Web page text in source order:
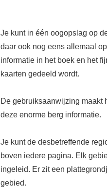
Je kunt in één oogopslag op
daar ook nog eens allemaal
informatie in het boek en het
kaarten gedeeld wordt.
De gebruiksaanwijzing maakt
deze enorme berg informatie.
Je kunt de desbetreffende
boven iedere pagina. Elk
ingeleid. Er zit een
gebied.